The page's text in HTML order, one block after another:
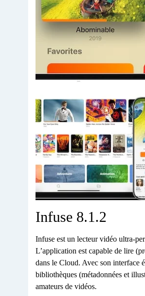
Infuse 8.1.2
Infuse est un lecteur vidéo ultra-
L’application est capable de lire
dans le Cloud. Avec son interface
bibliothèques (métadonnées et
amateurs de vidéos.